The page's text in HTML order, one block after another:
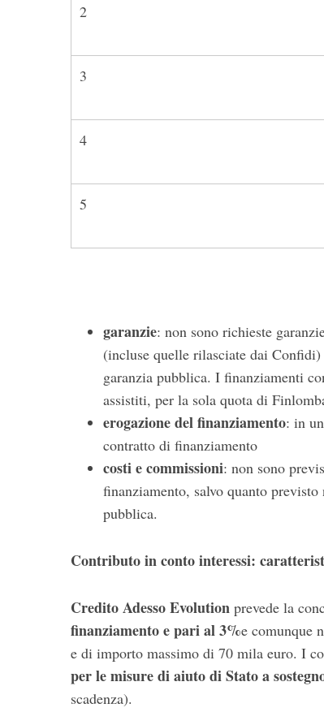
2
3
4
5
garanzie: non sono richieste
(incluse quelle rilasciate dai
garanzia pubblica. I finanziamenti
assistiti, per la sola quota di
erogazione del finanziamento: in
contratto di finanziamento
costi e commissioni: non sono
finanziamento, salvo quanto
pubblica.
Contributo in conto interessi:
Credito Adesso Evolution prevede la
finanziamento e pari al 3%e comunque
e di importo massimo di 70 mila euro. I
per le misure di aiuto di Stato a
scadenza).